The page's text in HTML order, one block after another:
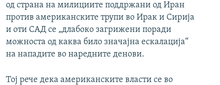
од страна на милициите поддржани од Иран
против американските трупи во Ирак и Сирија
и оти САД се „длабоко загрижени поради
можноста од каква било значајна ескалација“
на нападите во наредните денови.
Тој рече дека американските власти се во